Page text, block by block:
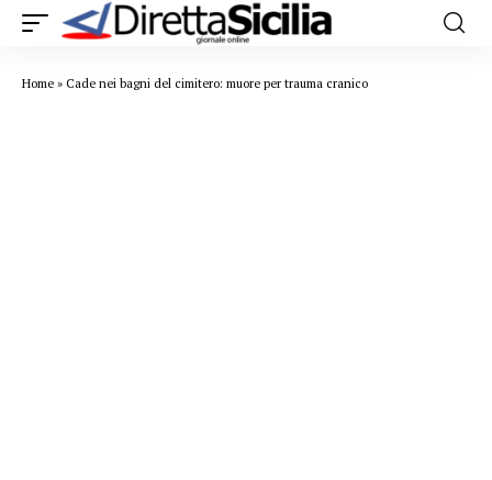
Home » Cade nei bagni del cimitero: muore per trauma cranico